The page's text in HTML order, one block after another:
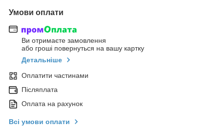
Умови оплати
Ви отримаєте замовлення
або гроші повернуться на вашу картку
Детальніше
Оплатити частинами
Післяплата
Оплата на рахунок
Всі умови оплати